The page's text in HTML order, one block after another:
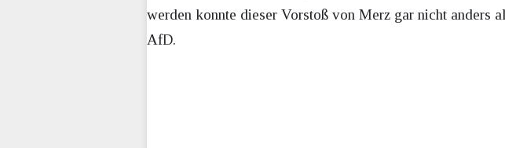
werden konnte dieser Vorstoß von Merz gar nicht anders
AfD.